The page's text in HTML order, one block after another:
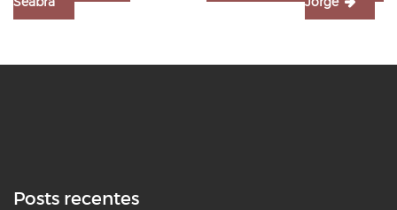
Posts recentes